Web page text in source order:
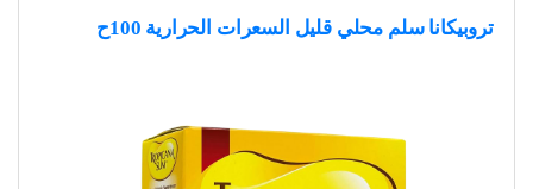
تروبيكانا سلم محلي قليل السعرات الحرارية 100ح